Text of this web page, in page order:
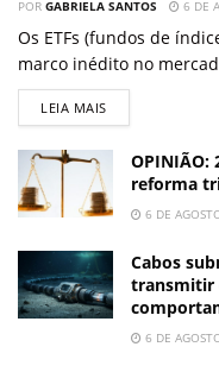
POR GABRIELA SANTOS 6 DE
Os ETFs (fundos de
marco inédito no
LEIA MAIS
OPINIÃO:
reforma
6 DE
Cabos
transmitir
6 DE